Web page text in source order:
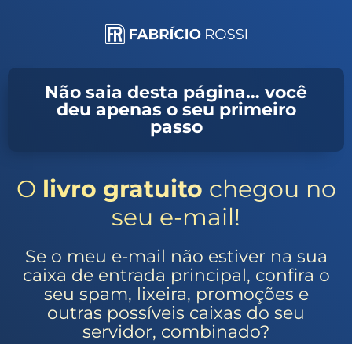
Não saia desta página… você
deu apenas o seu primeiro
passo
O livro gratuito chegou no
seu e-mail!
Se o meu e-mail não estiver na sua
caixa de entrada principal, confira o
seu spam, lixeira, promoções e
outras possíveis caixas do seu
servidor, combinado?